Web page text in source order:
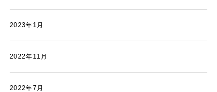
2023年1月
2022年11月
2022年7月